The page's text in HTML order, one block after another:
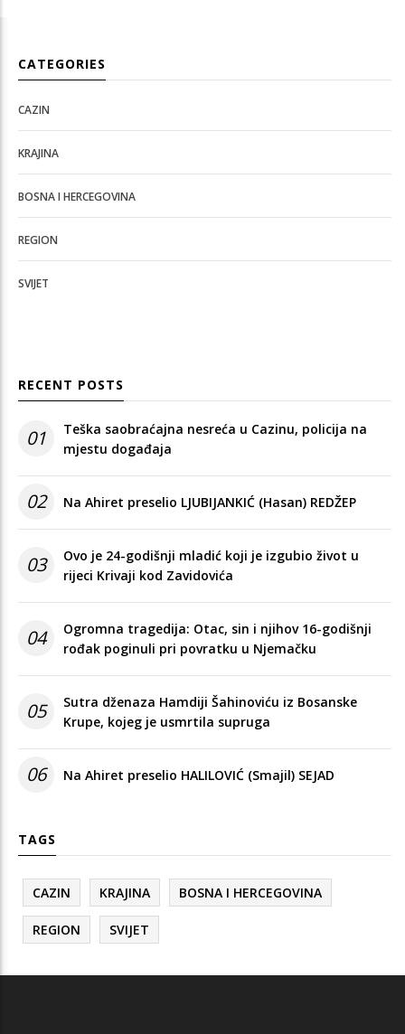
CATEGORIES
CAZIN
KRAJINA
BOSNA I HERCEGOVINA
REGION
SVIJET
RECENT POSTS
01
Teška saobraćajna nesreća u Cazinu, policija na
mjestu događaja
02 Na Ahiret preselio LJUBIJANKIĆ (Hasan) REDŽEP
03
Ovo je 24-godišnji mladić koji je izgubio život u
rijeci Krivaji kod Zavidovića
04
Ogromna tragedija: Otac, sin i njihov 16-godišnji
rođak poginuli pri povratku u Njemačku
05
Sutra dženaza Hamdiji Šahinoviću iz Bosanske
Krupe, kojeg je usmrtila supruga
06 Na Ahiret preselio HALILOVIĆ (Smajil) SEJAD
TAGS
CAZIN KRAJINA BOSNA I HERCEGOVINA
REGION SVIJET